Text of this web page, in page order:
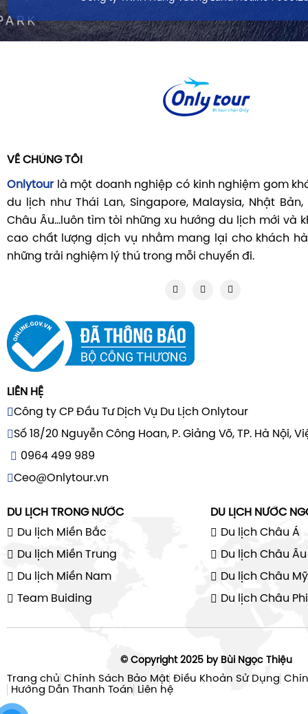
VỀ CHÚNG TÔI
Onlytourlà một doanh nghiệp có kinh nghiệm gom
du lịch như Thái Lan, Singapore, Malaysia, Nhật Bản,
Châu Âu...luôn tìm tòi những xu hướng du lịch mới và
cao chất lượng dịch vụ nhằm mang lại cho khách
những trải nghiệm lý thú trong mỗi chuyến đi.
LIÊN HỆ
Công ty CP Đầu Tư Dịch Vụ Du Lịch Onlytour
Số 18/20 Nguyễn Công Hoan, P. Giảng Võ, TP. Hà Nội,
0964 499 989
Ceo@Onlytour.vn
DU LỊCH TRONG NƯỚC
Du lịch Miền Bắc
Du lịch Miền Trung
Du lịch Miền Nam
Team Buiding
DU LỊCH NƯỚC
Du lịch Châu Á
Du lịch Châu Âu
Du lịch Châu Mỹ
Du lịch Châu Phi
© Copyright 2025 by Bùi Ngọc Thiệu
Trang chủ Chính Sách Bảo Mật Điều Khoản Sử Dụng
Hướng Dẫn Thanh Toán Liên hệ